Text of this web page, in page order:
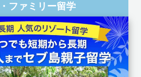
ファミリー留学